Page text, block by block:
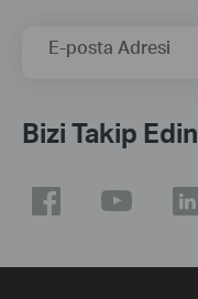
E-posta Adresi
Bizi Takip Edin